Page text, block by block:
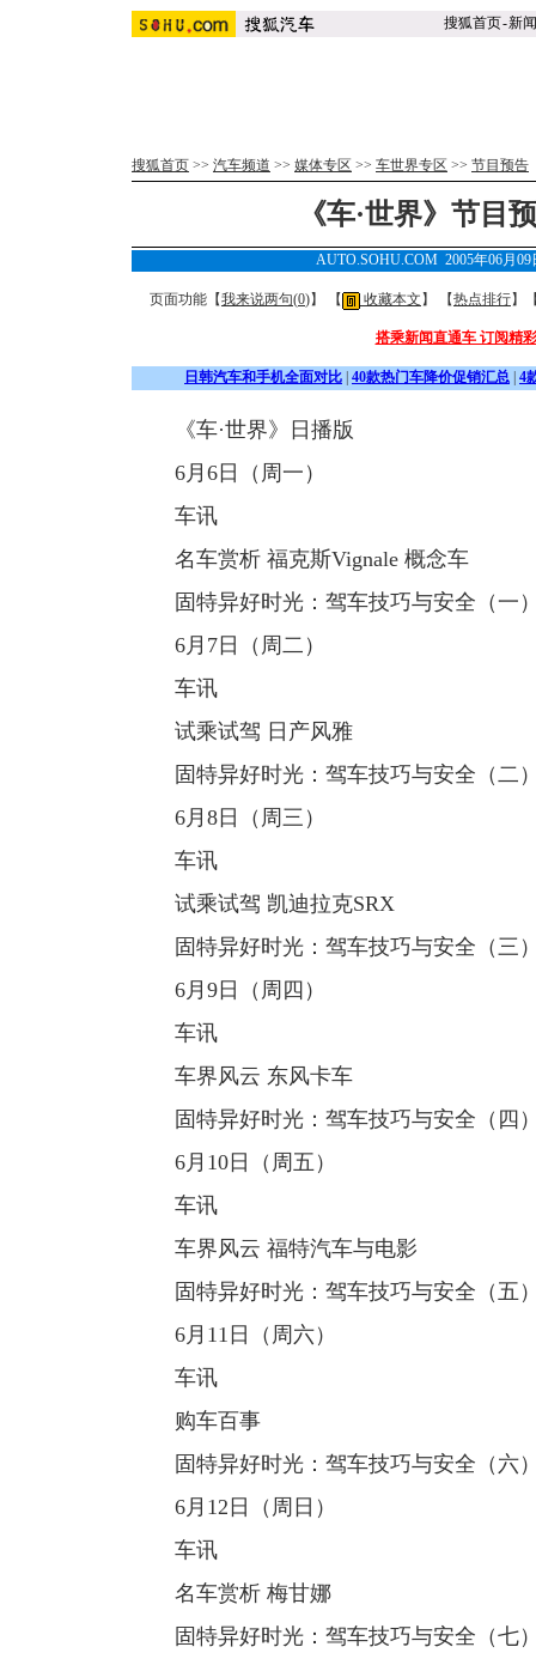
搜狐首页-新闻
搜狐首页 >> 汽车频道 >> 媒体专区 >> 车世界专区 >> 节目预告
《车·世界》节目
AUTO.SOHU.COM 2005年06月
页面功能【我来说两句(0)】 【 收藏本文 】 【热点排行】
搭乘新闻直通车 订阅精
日韩汽车和手机全面对比 40款热门车降价促销汇总 4
《车·世界》日播版
6月6日（周一）
车讯
名车赏析 福克斯Vignale 概念车
固特异好时光：驾车技巧与安全（一
6月7日（周二）
车讯
试乘试驾 日产风雅
固特异好时光：驾车技巧与安全（二
6月8日（周三）
车讯
试乘试驾 凯迪拉克SRX
固特异好时光：驾车技巧与安全（三
6月9日（周四）
车讯
车界风云 东风卡车
固特异好时光：驾车技巧与安全（四
6月10日（周五）
车讯
车界风云 福特汽车与电影
固特异好时光：驾车技巧与安全（五
6月11日（周六）
车讯
购车百事
固特异好时光：驾车技巧与安全（六
6月12日（周日）
车讯
名车赏析 梅甘娜
固特异好时光：驾车技巧与安全（七